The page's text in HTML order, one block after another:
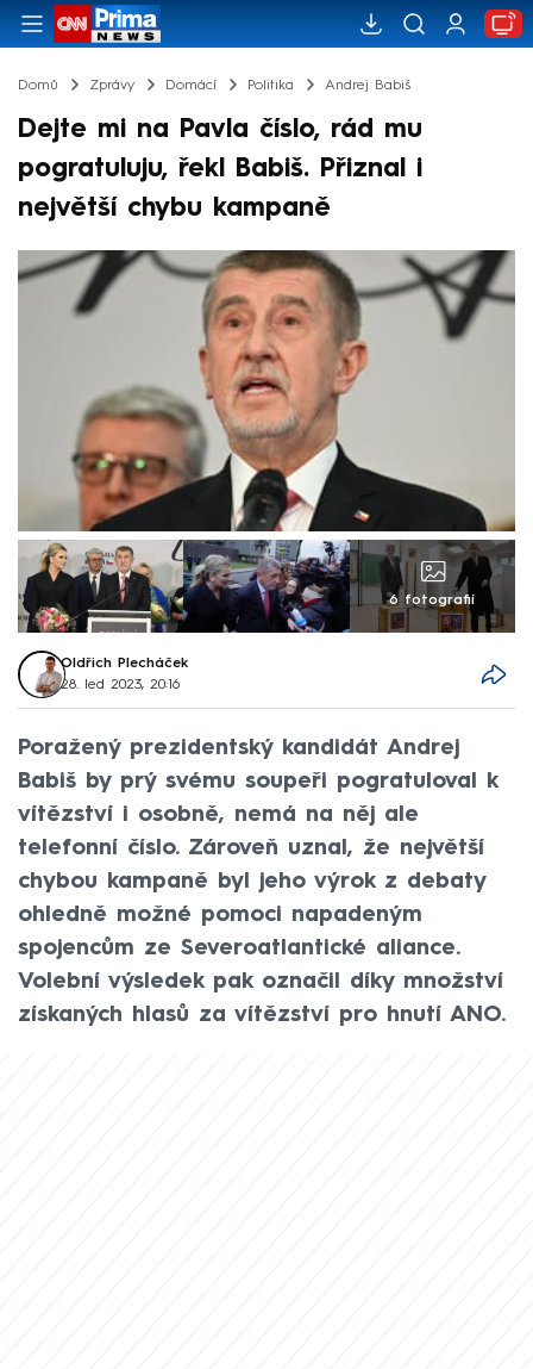
Domů Zprávy Domácí Politika Andrej Babiš
Dejte mi na Pavla číslo, rád mu
pogratuluju, řekl Babiš. Přiznal i
největší chybu kampaně
6 fotografií
Oldřich Plecháček
28. led 2023, 20:16
Poražený prezidentský kandidát Andrej
Babiš by prý svému soupeři pogratuloval k
vítězství i osobně, nemá na něj ale
telefonní číslo. Zároveň uznal, že největší
chybou kampaně byl jeho výrok z debaty
ohledně možné pomoci napadeným
spojencům ze Severoatlantické aliance.
Volební výsledek pak označil díky množství
získaných hlasů za vítězství pro hnutí ANO.